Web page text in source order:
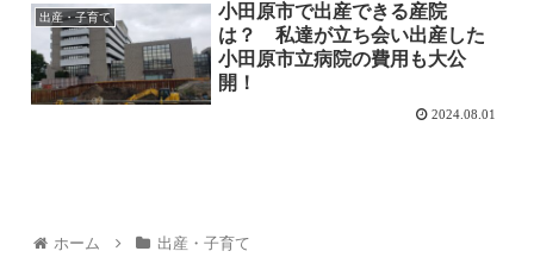
出産・子育て
小田原市で出産できる産院
は？ 私達が立ち会い出産した
小田原市立病院の費用も大公
開！
2024.08.01
ホーム 出産・子育て